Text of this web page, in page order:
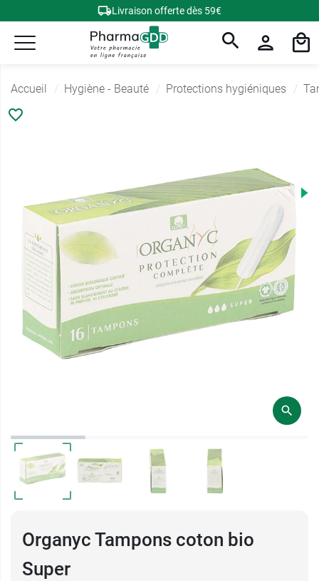
Livraison offerte dès 59€
Accueil Hygiène - Beauté Protections hygiéniques
Organyc Tampons coton bio
Super